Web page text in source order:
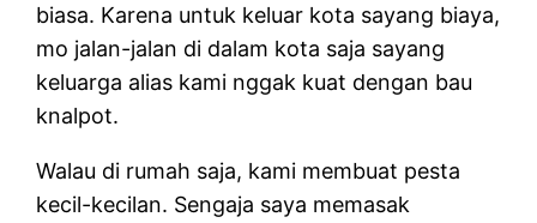
biasa. Karena untuk keluar kota sayang biaya,
mo jalan-jalan di dalam kota saja sayang
keluarga alias kami nggak kuat dengan bau
knalpot.
Walau di rumah saja, kami membuat pesta
kecil-kecilan. Sengaja saya memasak